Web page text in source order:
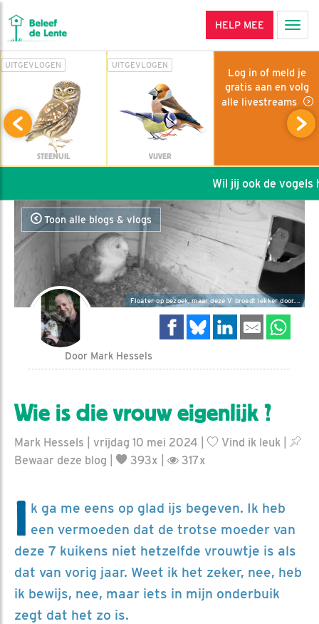
HELP MEE
UITGEVLOGEN
STEENUIL
UITGEVLOGEN
VIJVER
Log in of meld je
gratis aan en volg
alle livestreams
Wil jij ook de vogels
Toon alle blogs & vlogs
Floater op bezoek, maar deze V broedt lekker door....
Door Mark Hessels
Wie is die vrouw eigenlijk ?
Mark Hessels | vrijdag 10 mei 2024 | Vind ik leuk
Bewaar deze blog
393x | 317x
I k ga me eens op glad ijs begeven. Ik heb
een vermoeden dat de trotse moeder van
deze 7 kuikens niet hetzelfde vrouwtje is als
dat van vorig jaar. Weet ik het zeker, nee, heb
ik bewijs, nee, maar iets in mijn onderbuik
zegt dat het zo is.